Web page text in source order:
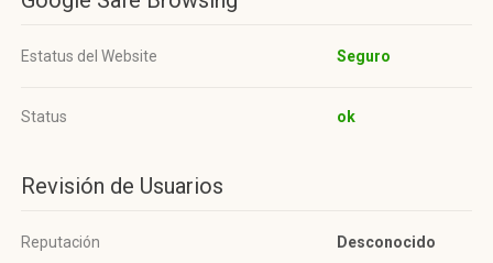
Estatus del Website Seguro
Status ok
Revisión de Usuarios
Reputación Desconocido